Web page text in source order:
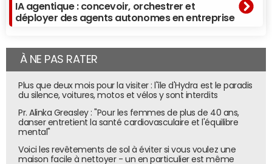
IA agentique : concevoir, orchestrer et
déployer des agents autonomes en entreprise
À NE PAS RATER
Plus que deux mois pour la visiter : l'île d'Hydra est le paradis
du silence, voitures, motos et vélos y sont interdits
Pr. Alinka Greasley : "Pour les femmes de plus de 40 ans,
danser entretient la santé cardiovasculaire et l'équilibre
mental"
Voici les revêtements de sol à éviter si vous voulez une
maison facile à nettoyer - un en particulier est même